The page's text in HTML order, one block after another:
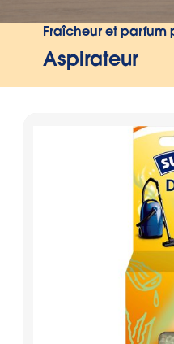
Fraîcheur et parfum
Aspirateur